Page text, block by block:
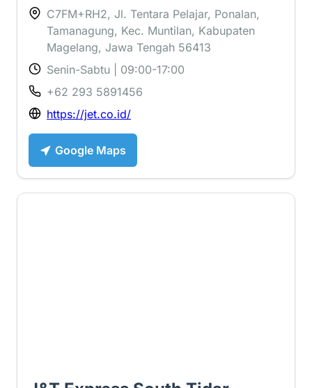
C7FM+RH2, Jl. Tentara Pelajar, Ponalan,
Tamanagung, Kec. Muntilan, Kabupaten
Magelang, Jawa Tengah 56413
Senin-Sabtu | 09:00-17:00
+62 293 5891456
https://jet.co.id/
Google Maps